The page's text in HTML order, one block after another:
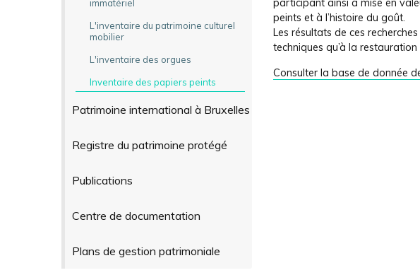
immatériel
L'inventaire du patrimoine culturel
mobilier
L'inventaire des orgues
Inventaire des papiers peints
Patrimoine international à Bruxelles
Registre du patrimoine protégé
Publications
Centre de documentation
Plans de gestion patrimoniale
participant ainsi à mise en
peints et à l’histoire du goût.
Les résultats de ces
techniques qu’à la
Consulter la base de donnée